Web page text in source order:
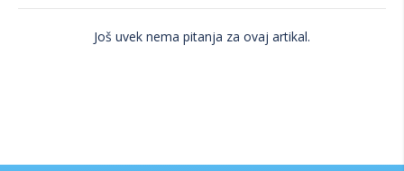
Još uvek nema pitanja za ovaj artikal.